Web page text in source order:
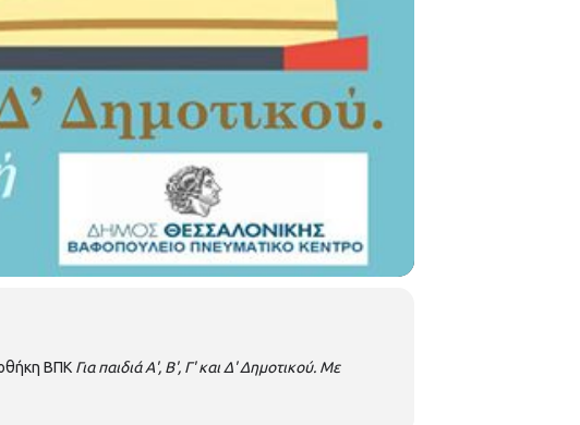
ΒΠΚ Για παιδιά Α', Β', Γ' και Δ' Δημοτικού. Με